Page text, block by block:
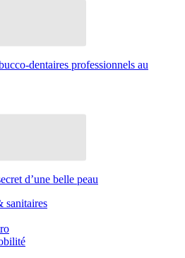
dentaires professionnels au
d’une belle peau
sanitaires